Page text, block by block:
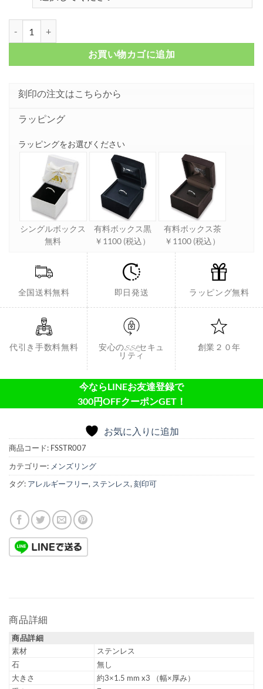
お買い物カゴに追加
刻印の注文はこちらから
ラッピング
ラッピングをお選びください
シングルボックス
無料
有料ボックス黒
￥1100 (税込）
有料ボックス茶
￥1100 (税込）
全国送料無料 即日発送 ラッピング無料
代引き手数料無料
安心のSSLセキュ
リティ
創業２０年
今ならLINEお友達登録で
300円OFFクーポンGET！
お気に入りに追加
商品コード: FSSTR007
カテゴリー: メンズリング
タグ: アレルギーフリー, ステンレス, 刻印可
商品詳細
商品詳細
素材
ステンレス
石
無し
大きさ
約3×1.5 mm x3 （幅×厚み）